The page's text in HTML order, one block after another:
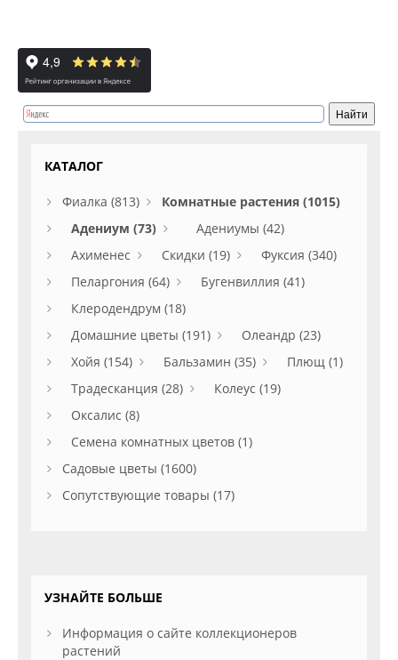
КАТАЛОГ
Фиалка (813)
Комнатные растения (1015)
Адениум (73)
Адениумы (42)
Ахименес
Скидки (19)
Фуксия (340)
Пеларгония (64)
Бугенвиллия (41)
Клеродендрум (18)
Домашние цветы (191)
Олеандр (23)
Хойя (154)
Бальзамин (35)
Плющ (1)
Традесканция (28)
Колеус (19)
Оксалис (8)
Семена комнатных цветов (1)
Садовые цветы (1600)
Сопутствующие товары (17)
УЗНАЙТЕ БОЛЬШЕ
Информация о сайте коллекционеров
растений